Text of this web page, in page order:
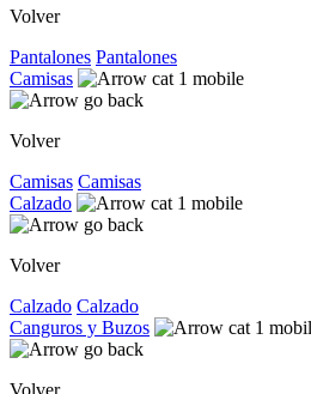
Volver
Pantalones Pantalones
Camisas
Volver
Camisas Camisas
Calzado
Volver
Calzado Calzado
Canguros y Buzos
Volver